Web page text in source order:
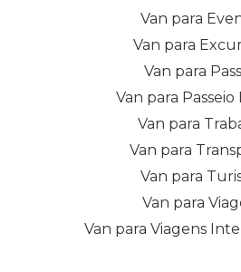
Van para
Van para
Van para
Van para Passeio
Van para
Van para
Van para
Van para
Van para Viagens